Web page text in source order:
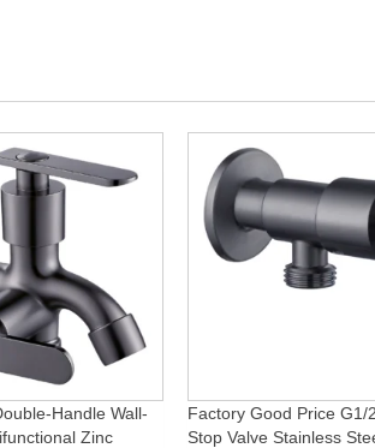
Handle Wall-
Zinc
Factory Good Price G1/
Stop Valve Stainless